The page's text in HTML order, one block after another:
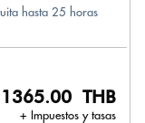
hasta 25 horas
1365.00 THB
+ Impuestos y tasas